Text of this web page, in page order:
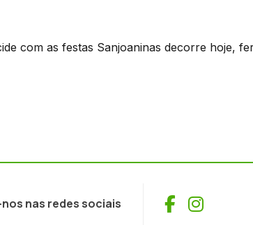
com as festas Sanjoaninas decorre hoje,
nas redes sociais Facebook